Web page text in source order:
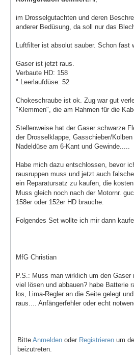
im Drosselgutachten und deren
anderer Bedüsung, da soll nur das
Luftfilter ist absolut sauber. Schon fast
Gaser ist jetzt raus.
Verbaute HD: 158
" Leerlaufdüse: 52
Chokeschraube ist ok. Zug war gut
"Klemmen", die am Rahmen für die
Stellenweise hat der Gaser schwarze
der Drosselklappe, Gasschieber/
Nadeldüse am 6-Kant und Gewinde.....
Habe mich dazu entschlossen, bevor
rausruppen muss und jetzt auch
ein Reparatursatz zu kaufen, die
Muss gleich noch nach der Motornr.
158er oder 152er HD brauche.
Folgendes Set wollte ich mir dann
MfG Christian
P.S.: Muss man wirklich um den Gaser
viel lösen und abbauen? habe Batterie
los, Lima-Regler an die Seite gelegt
raus.... Anfängerfehler oder echt
Bitte Anmelden oder Registrieren um
beizutreten.